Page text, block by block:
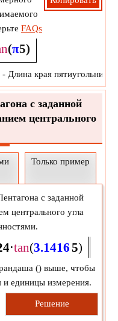
FAQs
(π5)
- Длина края пятиугольника
с заданной
центрального
Только пример
с заданной
центрального угла
4⋅tan(3.14165)
() выше, чтобы
и единицы измерения.
Решение